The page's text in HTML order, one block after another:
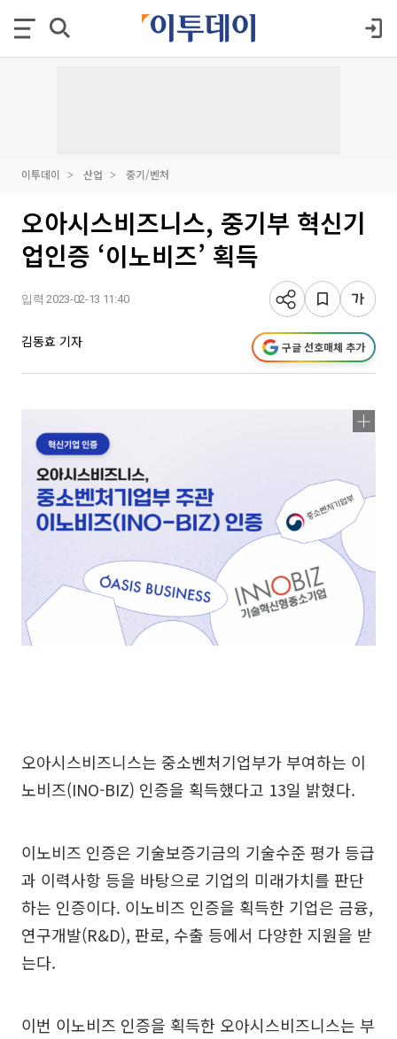
이투데이 산업 중기/벤처
오아시스비즈니스, 중기부 혁신기
업인증 ‘이노비즈’ 획득
입력 2023-02-13 11:40
김동효 기자 구글 선호매체 추가
오아시스비즈니스는 중소벤처기업부가 부여하는 이
노비즈(INO-BIZ) 인증을 획득했다고 13일 밝혔다.
이노비즈 인증은 기술보증기금의 기술수준 평가 등급
과 이력사항 등을 바탕으로 기업의 미래가치를 판단
하는 인증이다. 이노비즈 인증을 획득한 기업은 금융,
연구개발(R&D), 판로, 수출 등에서 다양한 지원을 받
는다.
이번 이노비즈 인증을 획득한 오아시스비즈니스는 부